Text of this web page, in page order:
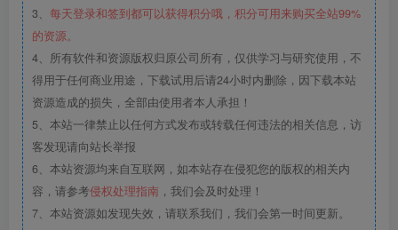
3、 每天登录和签到都可以获得积分哦，积分可用来购买全站99%
的资源。
4、所有软件和资源版权归原公司所有，仅供学习与研究使用，不
得用于任何商业用途，下载试用后请24小时内删除，因下载本站
资源造成的损失，全部由使用者本人承担！
5、本站一律禁止以任何方式发布或转载任何违法的相关信息，访
客发现请向站长举报
6、本站资源均来自互联网，如本站存在侵犯您的版权的相关内
容，请参考侵权处理指南 ，我们会及时处理！
7、本站资源如发现失效，请联系我们，我们会第一时间更新。